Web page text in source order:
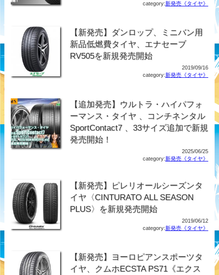
category:新発売《タイヤ》
【新発売】ダンロップ、ミニバン用
新品低燃費タイヤ、エナセーブ
RV505を新規発売開始
2019/09/16
category:新発売《タイヤ》
【追加発売】ウルトラ・ハイパフォ
ーマンス・タイヤ 、コンチネンタル
SportContact7 、33サイズ追加で新規
発売開始！
2025/06/25
category:新発売《タイヤ》
【新発売】ピレリオールシーズンタ
イヤ〈CINTURATO ALL SEASON
PLUS〉を新規発売開始
2019/06/12
category:新発売《タイヤ》
【新発売】ヨーロピアンスポーツタ
イヤ、クムホECSTA PS71《エクス